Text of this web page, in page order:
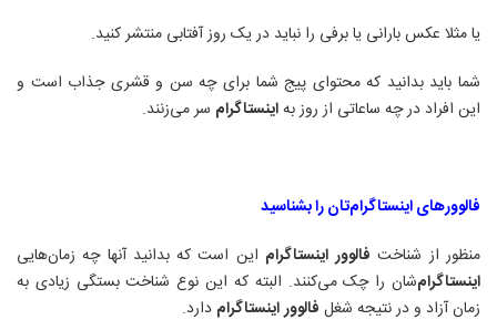
یا مثلا عکس بارانی یا برفی را نباید در یک روز آفتابی منتشر کنید.
شما باید بدانید که محتوای پیج شما برای چه سن و قشری جذاب است و
این افراد در چه ساعاتی از روز بهاینستاگرام سر می‌زنند.
فالوورهای اینستاگرام‌تان را بشناسید
منظور از شناخت فالوور اینستاگرام این است که بدانید آنها چه زمان‌هایی
اینستاگرام‌شان را چک می‌کنند. البته که این نوع شناخت بستگی زیادی به
زمان آزاد و در نتیجه شغل فالووراینستاگرام دارد.